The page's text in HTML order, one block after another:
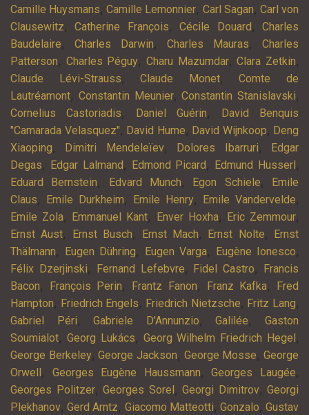
Camille Huysmans,Camille Lemonnier, Carl Sagan, Carl von
Clausewitz,Catherine François,Cécile Douard,Charles
Baudelaire, Charles Darwin, Charles Mauras, Charles
Patterson, Charles Péguy,Charu Mazumdar,Clara Zetkin,
Claude Lévi-Strauss,Claude Monet,Comte de
Lautréamont, Constantin Meunier,Constantin Stanislavski,
Cornelius Castoriadis, Daniel Guérin, David Benquis
"Camarada Velasquez", David Hume, David Wijnkoop, Deng
Xiaoping, Dimitri Mendeleïev, Dolores Ibarruri, Edgar
Degas, Edgar Lalmand, Edmond Picard, Edmund Husserl,
Eduard Bernstein, Edvard Munch, Egon Schiele, Emile
Claus, Emile Durkheim, Emile Henry, Emile Vandervelde,
Emile Zola, Emmanuel Kant, Enver Hoxha, Eric Zemmour,
Ernst Aust, Ernst Busch, Ernst Mach, Ernst Nolte, Ernst
Thälmann, Eugen Dühring, Eugen Varga, Eugène Ionesco,
Félix Dzerjinski, Fernand Lefebvre, Fidel Castro, Francis
Bacon, François Perin, Frantz Fanon, Franz Kafka, Fred
Hampton, Friedrich Engels, Friedrich Nietzsche, Fritz Lang,
Gabriel Péri,Gabriele D'Annunzio,Galilée,Gaston
Soumialot, Georg Lukács, Georg Wilhelm Friedrich Hegel,
George Berkeley,George Jackson, George Mosse,George
Orwell, Georges Eugène Haussmann,Georges Laugée,
Georges Politzer, Georges Sorel, Georgi Dimitrov, Georgi
Plekhanov,Gerd Arntz, Giacomo Matteotti, Gonzalo,Gustav